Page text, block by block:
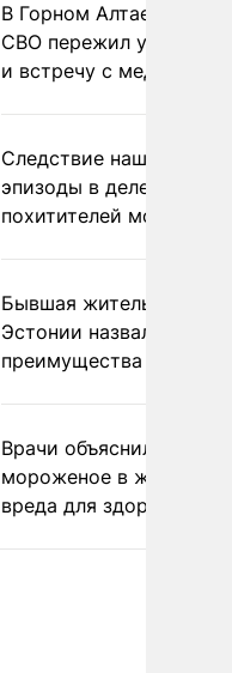
В Горном Алтае
СВО пережил удар
и встречу с медведем
Следствие нашло
эпизоды в деле
похитителей москвичек
Бывшая жительница
Эстонии назвала
преимущества России
Врачи объяснили, как
мороженое в жару без
вреда для здоровья